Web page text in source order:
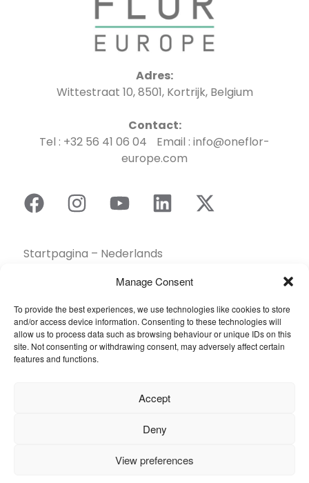
Manage Consent
To provide the best experiences, we use technologies like cookies to store
and/or access device information. Consenting to these technologies will
allow us to process data such as browsing behaviour or unique IDs on this
site. Not consenting or withdrawing consent, may adversely affect certain
features and functions.
Accept
Deny
View preferences
Adres:
Wittestraat 10, 8501, Kortrijk, Belgium
Contact:
Tel : +32 56 41 06 04 Email : info@oneflor-
europe.com
Startpagina – Nederlands
Collectie
Duurzaamheid
Een dealer vinden
Veelgestelde vragen